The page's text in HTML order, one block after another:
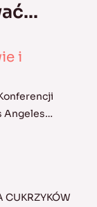
i
Angeles…
CUKRZYKÓW